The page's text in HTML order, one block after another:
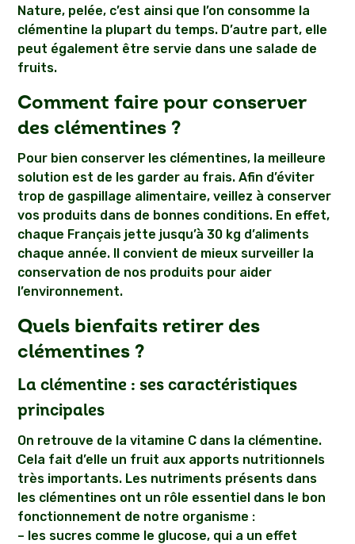
Nature, pelée, c’est ainsi que l’on consomme la
clémentine la plupart du temps. D’autre part, elle
peut également être servie dans une salade de
fruits.
Comment faire pour conserver
des clémentines ?
Pour bien conserver les clémentines, la meilleure
solution est de les garder au frais. Afin d’éviter
trop de gaspillage alimentaire, veillez à conserver
vos produits dans de bonnes conditions. En effet,
chaque Français jette jusqu’à 30 kg d’aliments
chaque année. Il convient de mieux surveiller la
conservation de nos produits pour aider
l’environnement.
Quels bienfaits retirer des
clémentines ?
La clémentine : ses caractéristiques
principales
On retrouve de la vitamine C dans la clémentine.
Cela fait d’elle un fruit aux apports nutritionnels
très importants. Les nutriments présents dans
les clémentines ont un rôle essentiel dans le bon
fonctionnement de notre organisme :
– les sucres comme le glucose, qui a un effet